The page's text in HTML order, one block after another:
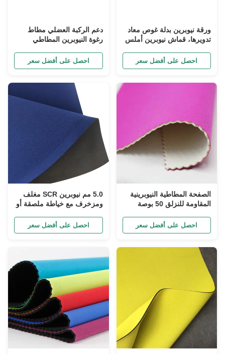
ورقة نيوبرين بدلة غوص معاد
تدويرها، قماش نيوبرين أملس
احصل على أفضل سعر
دعم الركبة العضلي مطاط
رغوة النيوبرين المطاطي
للبكتيريا والماء
احصل على أفضل سعر
الصفحة المطاطية النيوبرينية
المقاومة للنزلق 50 بوصة
احصل على أفضل سعر
5.0 مم نيوبرين SCR مغلف
ومزخرف مع خياطة ملصقة أو
احصل على أفضل سعر